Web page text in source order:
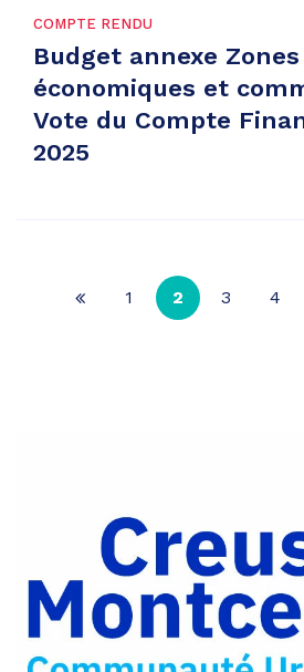
COMPTE RENDU
Budget annexe
économiques et
Vote du Compte
2025
Page
1 2 3 4